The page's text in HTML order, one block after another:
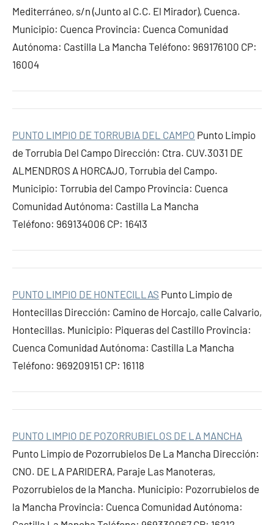
Mediterráneo, s/n (Junto al C.C. El Mirador), Cuenca.
Municipio: Cuenca Provincia: Cuenca Comunidad
Autónoma: Castilla La Mancha Teléfono: 969176100 CP:
16004
PUNTO LIMPIO DE TORRUBIA DEL CAMPO Punto Limpio
de Torrubia Del Campo Dirección: Ctra. CUV.3031 DE
ALMENDROS A HORCAJO, Torrubia del Campo.
Municipio: Torrubia del Campo Provincia: Cuenca
Comunidad Autónoma: Castilla La Mancha
Teléfono: 969134006 CP: 16413
PUNTO LIMPIO DE HONTECILLAS Punto Limpio de
Hontecillas Dirección: Camino de Horcajo, calle Calvario,
Hontecillas. Municipio: Piqueras del Castillo Provincia:
Cuenca Comunidad Autónoma: Castilla La Mancha
Teléfono: 969209151 CP: 16118
PUNTO LIMPIO DE POZORRUBIELOS DE LA MANCHA
Punto Limpio de Pozorrubielos De La Mancha Dirección:
CNO. DE LA PARIDERA, Paraje Las Manoteras,
Pozorrubielos de la Mancha. Municipio: Pozorrubielos de
la Mancha Provincia: Cuenca Comunidad Autónoma: